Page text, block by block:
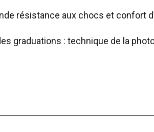
résistance aux chocs et confort
graduations : technique de la